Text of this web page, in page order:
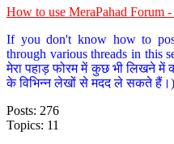
How to use MeraPahad Forum
If you don't know how to
through various threads in this
मेरा पहाड़ फोरम में कुछ भी लिखने में
के विभिन्न लेखों से मदद ले सकते हैं।)
Posts: 276
Topics: 11